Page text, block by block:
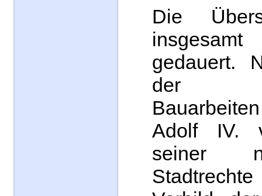
Die
gedauert.
der
Adolf IV.
seiner